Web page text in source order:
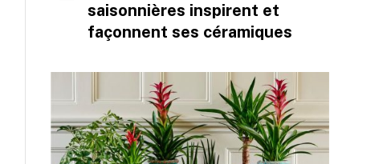
saisonnières inspirent et
façonnent ses céramiques